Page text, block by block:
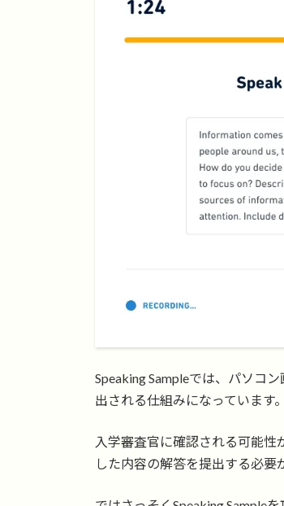
Speaking Sampleでは、パソコ
出される仕組みになっています。
入学審査官に確認される可能性
した内容の解答を提出する必要